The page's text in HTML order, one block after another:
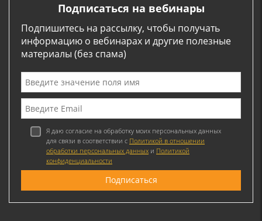
Подписаться на вебинары
Подпишитесь на рассылку, чтобы получать
информацию о вебинарах и другие полезные
материалы (без спама)
Я даю согласие на обработку моих персональных данных
для связи в соответствии с Политикой в отношении
обработки персональных данных и Политикой
конфиденциальности